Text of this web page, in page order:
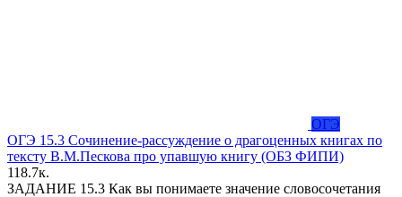
ОГЭ
ОГЭ 15.3 Сочинение-рассуждение о драгоценных книгах по
тексту В.М.Пескова про упавшую книгу (ОБЗ ФИПИ)
118.7к.
ЗАДАНИЕ 15.3 Как вы понимаете значение словосочетания